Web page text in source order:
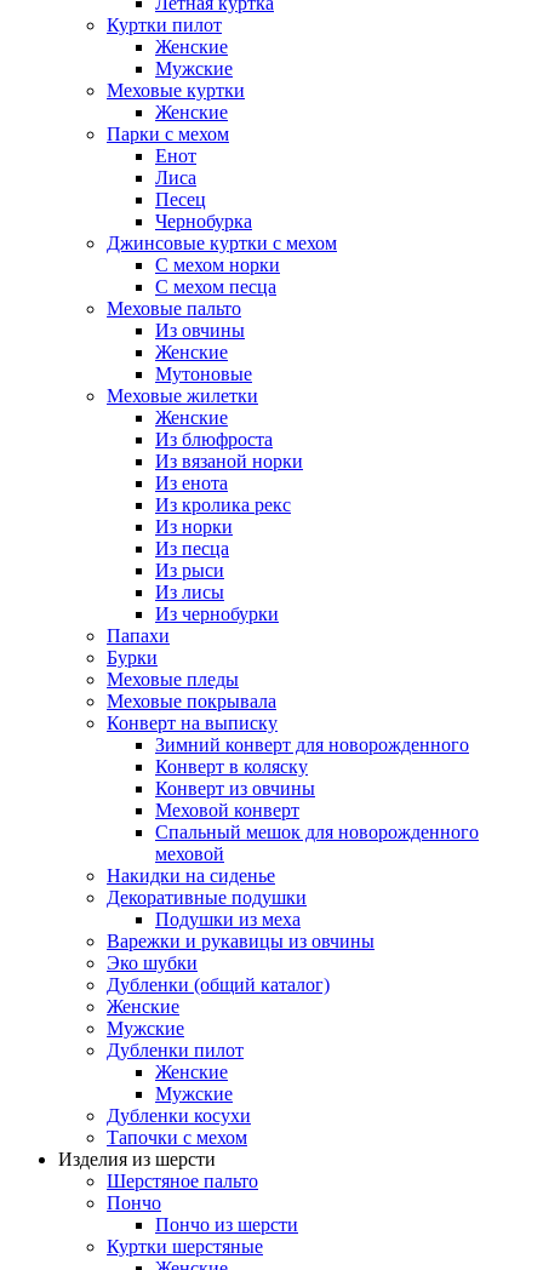
Куртки пилот
Женские
Мужские
Меховые куртки
Женские
Парки с мехом
Енот
Лиса
Песец
Чернобурка
Джинсовые куртки с мехом
С мехом норки
С мехом песца
Меховые пальто
Из овчины
Женские
Мутоновые
Меховые жилетки
Женские
Из блюфроста
Из вязаной норки
Из енота
Из кролика рекс
Из норки
Из песца
Из рыси
Из лисы
Из чернобурки
Папахи
Бурки
Меховые пледы
Меховые покрывала
Конверт на выписку
Зимний конверт для новорожденного
Конверт в коляску
Конверт из овчины
Меховой конверт
Спальный мешок для новорожденного
меховой
Накидки на сиденье
Декоративные подушки
Подушки из меха
Варежки и рукавицы из овчины
Эко шубки
Дубленки (общий каталог)
Женские
Мужские
Дубленки пилот
Женские
Мужские
Дубленки косухи
Тапочки с мехом
Изделия из шерсти
Шерстяное пальто
Пончо
Пончо из шерсти
Куртки шерстяные